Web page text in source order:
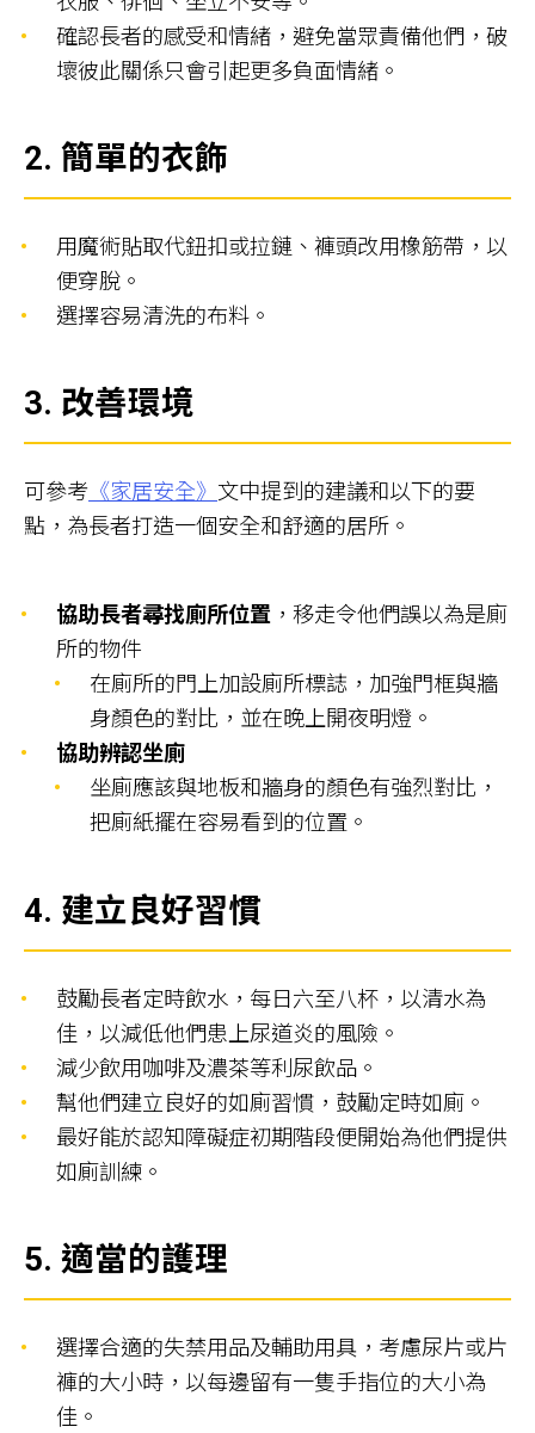
確認長者的感受和情緒，避免當眾責備他們，破
壞彼此關係只會引起更多負面情緒。
2. 簡單的衣飾
用魔術貼取代鈕扣或拉鏈、褲頭改用橡筋帶，以
便穿脫。
選擇容易清洗的布料。
3. 改善環境
可參考 《家居安全》 文中提到的建議和以下的要
點，為長者打造一個安全和舒適的居所。
協助長者尋找廁所位置 ，移走令他們誤以為是廁
所的物件
在廁所的門上加設廁所標誌，加強門框與牆
身顏色的對比，並在晚上開夜明燈。
協助辨認坐廁
坐廁應該與地板和牆身的顏色有強烈對比，
把廁紙擺在容易看到的位置。
4. 建立良好習慣
鼓勵長者定時飲水，每日六至八杯，以清水為
佳，以減低他們患上尿道炎的風險。
減少飲用咖啡及濃茶等利尿飲品。
幫他們建立良好的如廁習慣，鼓勵定時如廁。
最好能於認知障礙症初期階段便開始為他們提供
如廁訓練。
5. 適當的護理
選擇合適的失禁用品及輔助用具，考慮尿片或片
褲的大小時，以每邊留有一隻手指位的大小為
佳。